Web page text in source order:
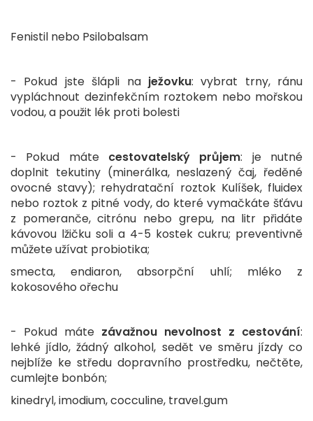
Fenistil nebo Psilobalsam
- Pokud jste šlápli na ježovku: vybrat trny, ránu
vypláchnout dezinfekčním roztokem nebo mořskou
vodou, a použit lék proti bolesti
- Pokud máte cestovatelský průjem: je nutné
doplnit tekutiny (minerálka, neslazený čaj, ředěné
ovocné stavy); rehydratační roztok Kulíšek, fluidex
nebo roztok z pitné vody, do které vymačkáte šťávu
z pomeranče, citrónu nebo grepu, na litr přidáte
kávovou lžičku soli a 4-5 kostek cukru; preventivně
můžete užívat probiotika;
smecta, endiaron, absorpční uhlí; mléko z
kokosového ořechu
- Pokud máte závažnou nevolnost z cestování:
lehké jídlo, žádný alkohol, sedět ve směru jízdy co
nejblíže ke středu dopravního prostředku, nečtěte,
cumlejte bonbón;
kinedryl, imodium, cocculine, travel.gum